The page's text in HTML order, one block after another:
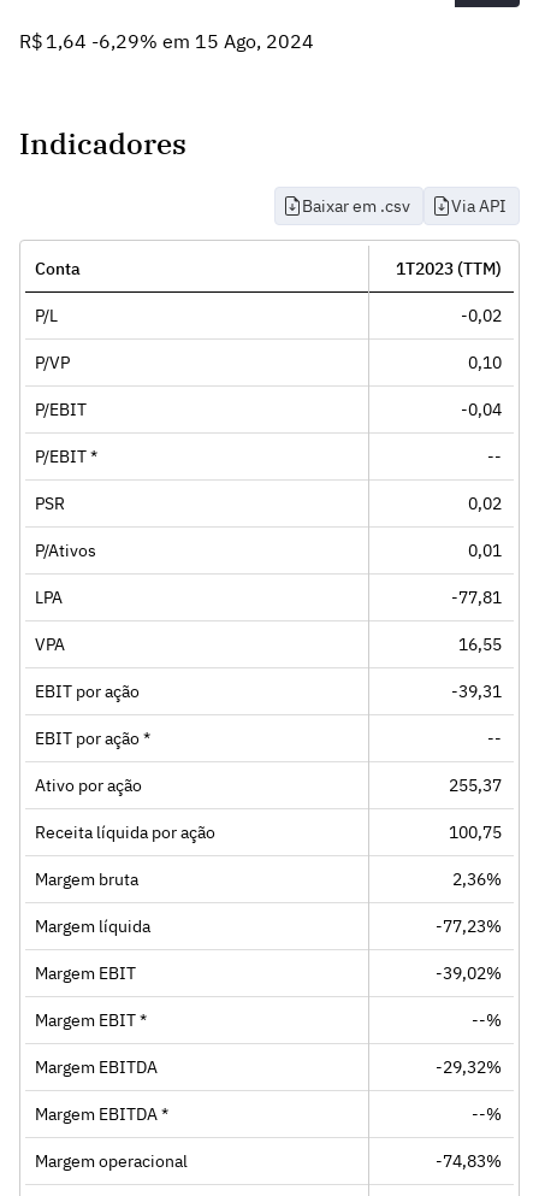
R$ 1,64 -6,29% em 15 Ago, 2024
Indicadores
Baixar em .csv Via API
Conta 1T2023 (TTM)
P/L -0,02
P/VP 0,10
P/EBIT -0,04
P/EBIT * --
PSR 0,02
P/Ativos 0,01
LPA -77,81
VPA 16,55
EBIT por ação -39,31
EBIT por ação * --
Ativo por ação 255,37
Receita líquida por ação 100,75
Margem bruta 2,36%
Margem líquida -77,23%
Margem EBIT -39,02%
Margem EBIT * --%
Margem EBITDA -29,32%
Margem EBITDA * --%
Margem operacional -74,83%